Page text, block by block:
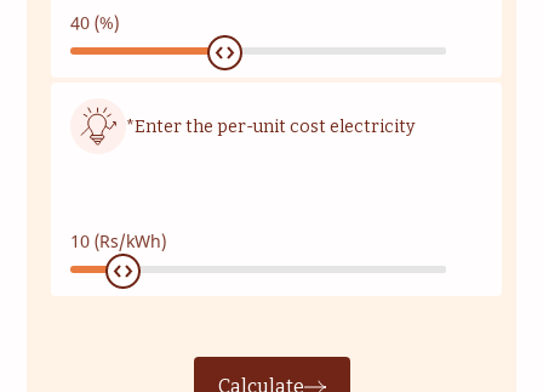
40 (%)
*Enter the per-unit cost electricity
10 (Rs/kWh)
Calculate